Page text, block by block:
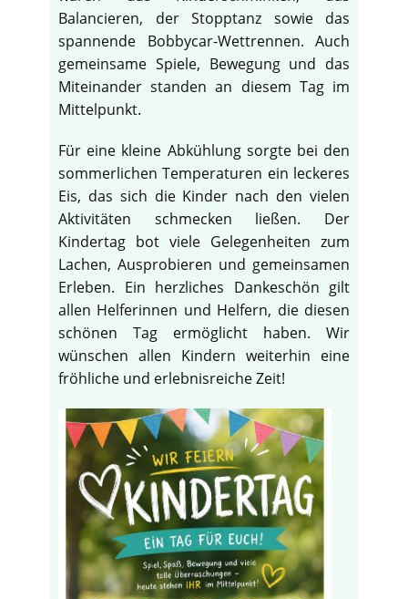
Balancieren, der Stopptanz sowie das
spannende Bobbycar-Wettrennen. Auch
gemeinsame Spiele, Bewegung und das
Miteinander standen an diesem Tag im
Mittelpunkt.
Für eine kleine Abkühlung sorgte bei den
sommerlichen Temperaturen ein leckeres
Eis, das sich die Kinder nach den vielen
Aktivitäten schmecken ließen. Der
Kindertag bot viele Gelegenheiten zum
Lachen, Ausprobieren und gemeinsamen
Erleben. Ein herzliches Dankeschön gilt
allen Helferinnen und Helfern, die diesen
schönen Tag ermöglicht haben. Wir
wünschen allen Kindern weiterhin eine
fröhliche und erlebnisreiche Zeit!